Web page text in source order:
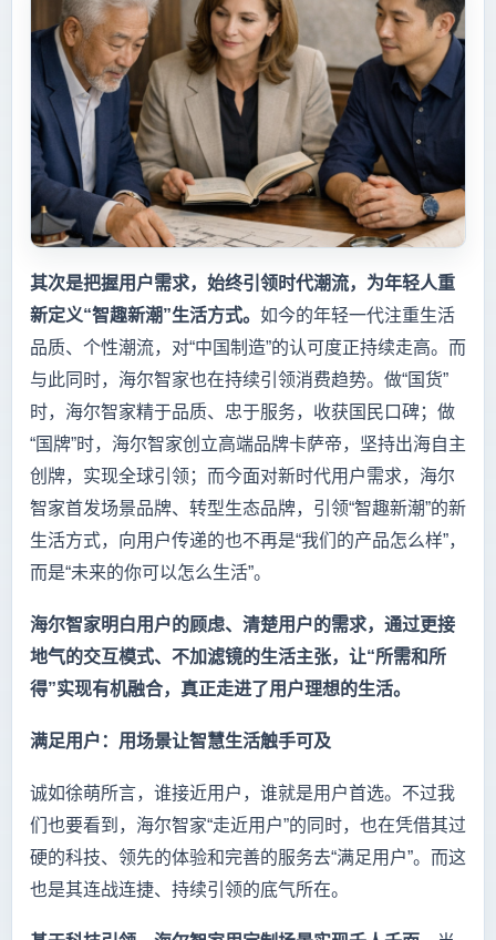
其次是把握用户需求，始终引领时代潮流，为年轻人重
新定义“智趣新潮”生活方式。 如今的年轻一代注重生活
品质、个性潮流，对“中国制造”的认可度正持续走高。而
与此同时，海尔智家也在持续引领消费趋势。做“国货”
时，海尔智家精于品质、忠于服务，收获国民口碑；做
“国牌”时，海尔智家创立高端品牌卡萨帝，坚持出海自主
创牌，实现全球引领；而今面对新时代用户需求，海尔
智家首发场景品牌、转型生态品牌，引领“智趣新潮”的新
生活方式，向用户传递的也不再是“我们的产品怎么样”，
而是“未来的你可以怎么生活”。
海尔智家明白用户的顾虑、清楚用户的需求，通过更接
地气的交互模式、不加滤镜的生活主张，让“所需和所
得”实现有机融合，真正走进了用户理想的生活。
满足用户：用场景让智慧生活触手可及
诚如徐萌所言，谁接近用户，谁就是用户首选。不过我
们也要看到，海尔智家“走近用户”的同时，也在凭借其过
硬的科技、领先的体验和完善的服务去“满足用户”。而这
也是其连战连捷、持续引领的底气所在。